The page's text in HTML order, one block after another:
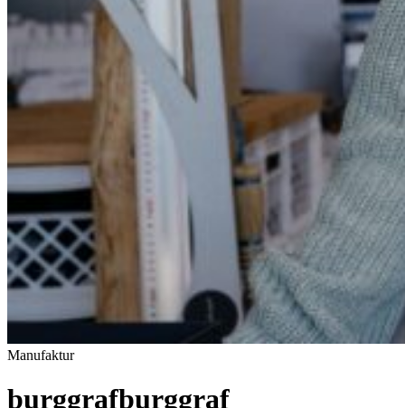
Manufaktur
burggrafburggraf